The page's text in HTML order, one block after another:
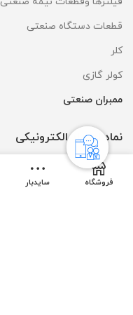
قطعات دستگاه صنعتی
کلر
کولر گازی
ممبران صنعتی
نماد اعتماد الکترونیکی
فروشگاه سایدبار